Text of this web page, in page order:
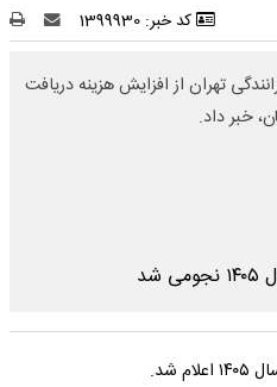
کد خبر: 1399930
تهران از افزایش هزینه دریافت
شد.